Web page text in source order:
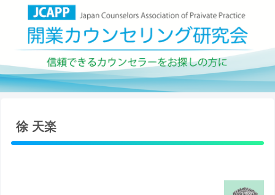
徐 天楽